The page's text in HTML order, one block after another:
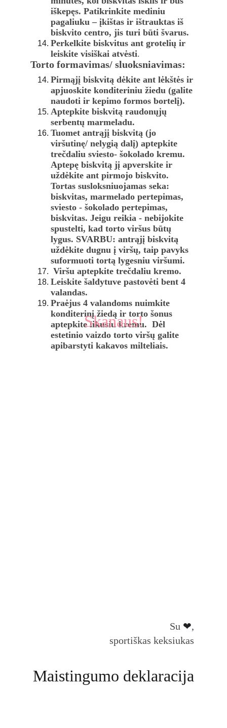
iškepęs. Patikrinkite mediniu
pagaliuku – įkištas ir ištrauktas iš
biskvito centro, jis turi būti švarus.
Perkelkite biskvitus ant grotelių ir
leiskite visiškai atvėsti.
Torto formavimas/ sluoksniavimas:
Pirmąjį biskvitą dėkite ant lėkštės ir
apjuoskite konditeriniu žiedu (galite
naudoti ir kepimo formos bortelį).
Aptepkite biskvitą raudonųjų
serbentų marmeladu.
Tuomet antrąjį biskvitą (jo
viršutinę/ nelygią dalį) aptepkite
trečdaliu sviesto- šokolado kremu.
Aptepę biskvitą jį apverskite ir
uždėkite ant pirmojo biskvito.
Tortas susloksniuojamas seka:
biskvitas, marmelado pertepimas,
sviesto - šokolado pertepimas,
biskvitas. Jeigu reikia - nebijokite
spustelti, kad torto viršus būtų
lygus. SVARBU: antrąjį biskvitą
uždėkite dugnu į viršų, taip pavyks
suformuoti tortą lygesniu viršumi.
Viršu aptepkite trečdaliu kremo.
Leiskite šaldytuve pastovėti bent 4
valandas.
Praėjus 4 valandoms nuimkite
konditerinį žiedą ir torto šonus
aptepkite likusiu kremu.  Dėl
estetinio vaizdo torto viršų galite
apibarstyti kakavos milteliais.
Su ❤,
sportiškas keksiukas
Skanaus!
Maistingumo deklaracija